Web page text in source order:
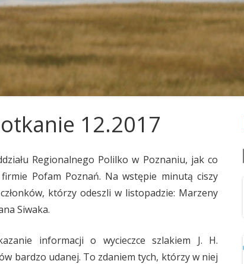
POŻEGNANIA OR KRAKÓW
OR KOSZALIN
OR LUBLIN
OR OSTROWIEC ŚWIĘTOKRZYSKI
OR RZESZÓW
OR SŁUPSK
OR TORUŃ
12.2017
Regionalnego Polilko w Poznaniu, jak co
Pofam Poznań. Na wstępie minutą ciszy
którzy odeszli w listopadzie: Marzeny
Siwaka.
informacji o wycieczce szlakiem J. H.
bardzo udanej. To zdaniem tych, którzy w niej